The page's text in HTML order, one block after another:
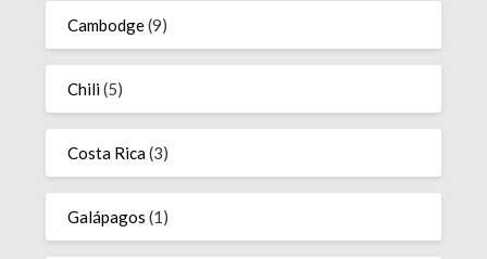
Cambodge(9)
Chili(5)
Costa Rica(3)
Galápagos (1)